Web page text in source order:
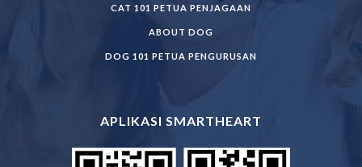
CAT 101 PETUA PENJAGAAN
ABOUT DOG
DOG 101 PETUA PENGURUSAN
APLIKASI SMARTHEART